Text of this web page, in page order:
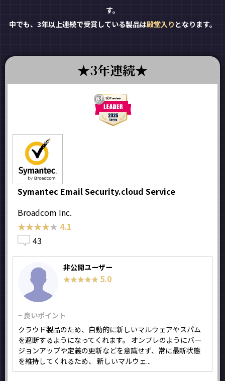
す。
中でも、3年以上連続で受賞している製品は殿堂入り となります。
3年連続
Symantec Email Security.cloud Service
Broadcom Inc.
★★★★★
★★★★★ 4.1
43
非公開ユーザー
★★★★★
★★★★★ 5.0
− 良いポイント
クラウド製品のため、自動的に新しいマルウェアやスパム
を遮断するようになってくれます。 オンプレのようにバー
ジョンアップや定義の更新などを意識せず、常に最新状態
を維持してくれるため、 新しいマルウェ...